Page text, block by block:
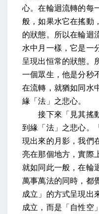
心。在輪迴流轉的每
般，如果水它在搖動
的狀態。所以在輪迴
水中月一樣，它是一
呈現出恒常的狀態。
一個眾生，他是分秒
在流轉，就猶如同水
緣「法」之悲心。
接下來「見其搖動
到緣「法」之悲心。
現出來的月影，我們
亮在那個地方，實際
就如同此一般，在輪
萬事萬法的同時，都
成立」的方式呈現出
成立，而是「自性空